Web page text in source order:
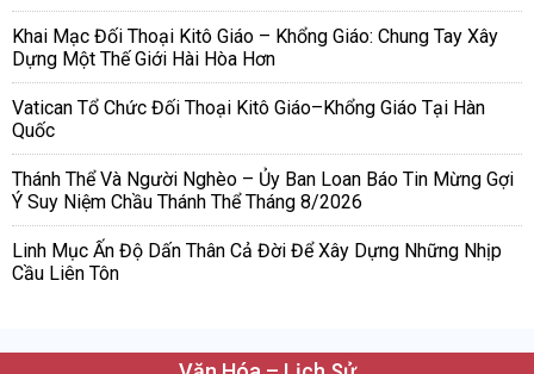
Khai Mạc Đối Thoại Kitô Giáo – Khổng Giáo: Chung Tay Xây
Dựng Một Thế Giới Hài Hòa Hơn
Vatican Tổ Chức Đối Thoại Kitô Giáo–Khổng Giáo Tại Hàn
Quốc
Thánh Thể Và Người Nghèo – Ủy Ban Loan Báo Tin Mừng Gợi
Ý Suy Niệm Chầu Thánh Thể Tháng 8/2026
Linh Mục Ấn Độ Dấn Thân Cả Đời Để Xây Dựng Những Nhịp
Cầu Liên Tôn